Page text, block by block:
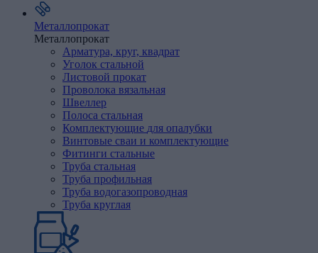
Металлопрокат
Металлопрокат
Арматура, круг, квадрат
Уголок стальной
Листовой прокат
Проволока вязальная
Швеллер
Полоса стальная
Комплектующие для опалубки
Винтовые сваи и комплектующие
Фитинги стальные
Труба стальная
Труба профильная
Труба водогазопроводная
Труба круглая